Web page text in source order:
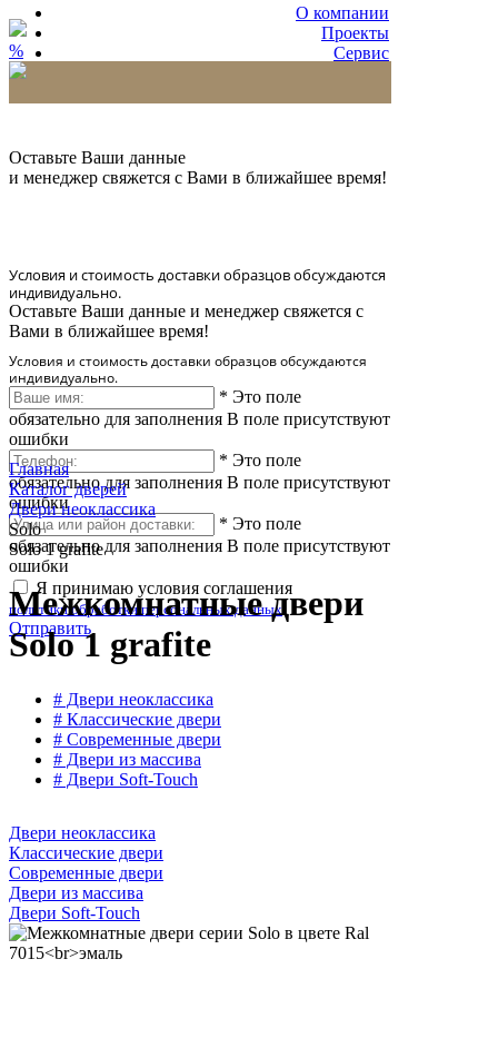
О компании
Проекты
Сервис
%
Оставьте Ваши данные
и менеджер свяжется с Вами в ближайшее время!
Условия и стоимость доставки образцов обсуждаются
индивидуально.
Оставьте Ваши данные и менеджер свяжется с
Вами в ближайшее время!
Условия и стоимость доставки образцов обсуждаются
индивидуально.
* Это поле
обязательно для заполнения В поле присутствуют
ошибки
* Это поле
обязательно для заполнения В поле присутствуют
ошибки
* Это поле
обязательно для заполнения В поле присутствуют
ошибки
Я принимаю условия соглашения
политики обработки персональных данных
Отправить
Главная
Каталог дверей
Двери неоклассика
Solo
Solo 1 grafite
Межкомнатные двери
Solo 1 grafite
# Двери неоклассика
# Классические двери
# Современные двери
# Двери из массива
# Двери Soft-Touch
Двери неоклассика
Классические двери
Современные двери
Двери из массива
Двери Soft-Touch